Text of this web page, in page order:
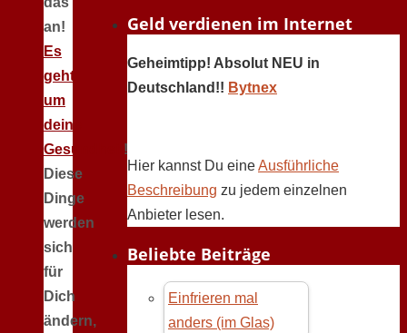
an!
Es
geht
um
deine
Gesundheit !
Diese
Dinge
werden
sich
für
Dich
ändern,
Geld verdienen im Internet
Geheimtipp! Absolut NEU in
Deutschland!! Bytnex
Hier kannst Du eineAusführliche
Beschreibung zu jedem einzelnen
Anbieter lesen.
Beliebte Beiträge
Einfrieren mal
anders (im Glas)